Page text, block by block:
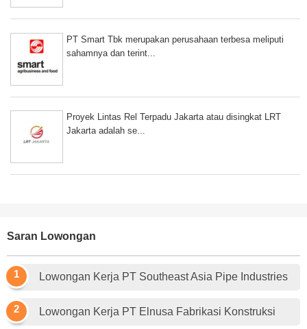
PT Smart Tbk merupakan perusahaan terbesa meliputi
sahamnya dan terint...
Proyek Lintas Rel Terpadu Jakarta atau disingkat LRT
Jakarta adalah se...
Saran Lowongan
Lowongan Kerja PT Southeast Asia Pipe Industries
Lowongan Kerja PT Elnusa Fabrikasi Konstruksi